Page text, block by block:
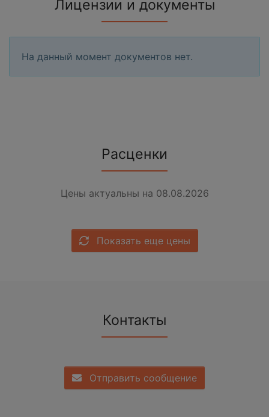
Лицензии и документы
На данный момент документов нет.
Расценки
Цены актуальны на 08.08.2026
Показать еще цены
Контакты
Отправить сообщение